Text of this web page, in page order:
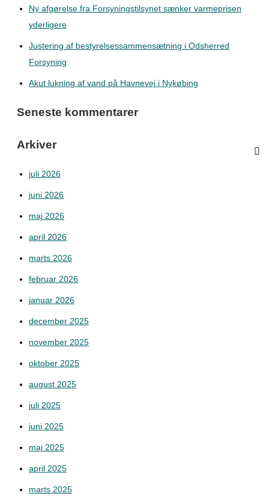
Ny afgørelse fra Forsyningstilsynet sænker varmeprisen
yderligere
Justering af bestyrelsessammensætning i Odsherred
Forsyning
Akut lukning af vand på Havnevej i Nykøbing
Seneste kommentarer
Arkiver
juli 2026
juni 2026
maj 2026
april 2026
marts 2026
februar 2026
januar 2026
december 2025
november 2025
oktober 2025
august 2025
juli 2025
juni 2025
maj 2025
april 2025
marts 2025